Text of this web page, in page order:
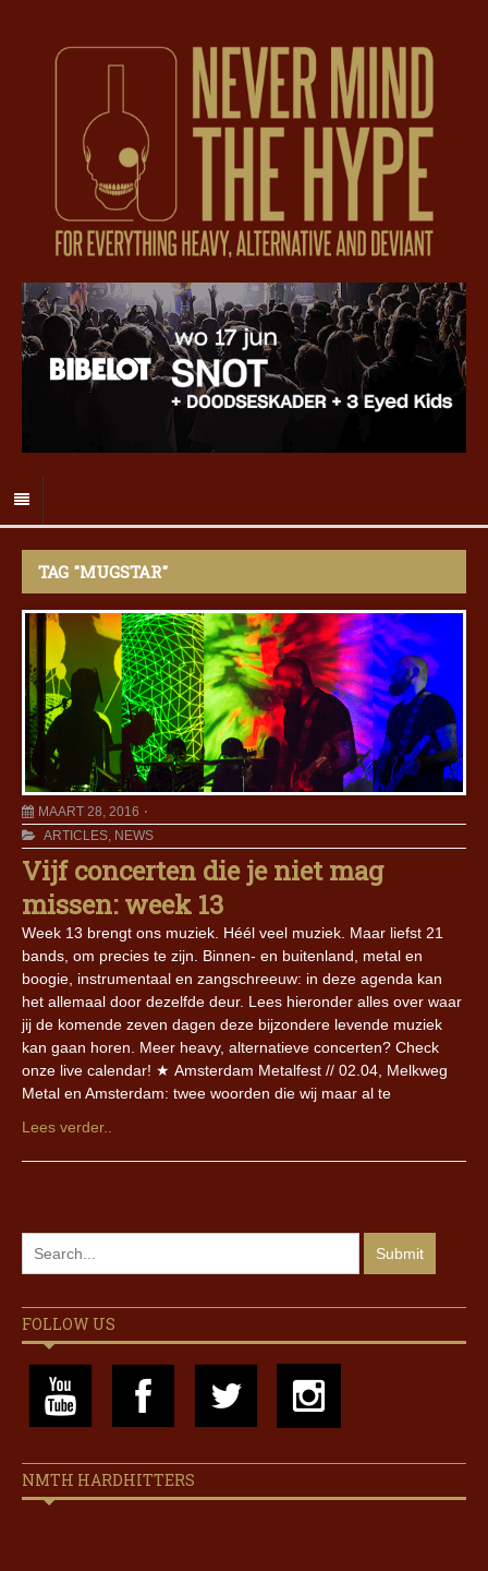
TAG "MUGSTAR"
MAART 28, 2016
ARTICLES, NEWS
Vijf concerten die je niet mag
missen: week 13
Week 13 brengt ons muziek. Héél veel muziek. Maar liefst 21
bands, om precies te zijn. Binnen- en buitenland, metal en
boogie, instrumentaal en zangschreeuw: in deze agenda kan
het allemaal door dezelfde deur. Lees hieronder alles over waar
jij de komende zeven dagen deze bijzondere levende muziek
kan gaan horen. Meer heavy, alternatieve concerten? Check
onze live calendar! ★ Amsterdam Metalfest // 02.04, Melkweg
Metal en Amsterdam: twee woorden die wij maar al te
Lees verder..
FOLLOW US
NMTH HARDHITTERS